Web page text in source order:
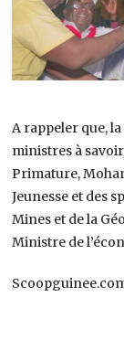
A rappeler que,
ministres à
Primature,
Jeunesse et des
Mines et de la
Ministre de